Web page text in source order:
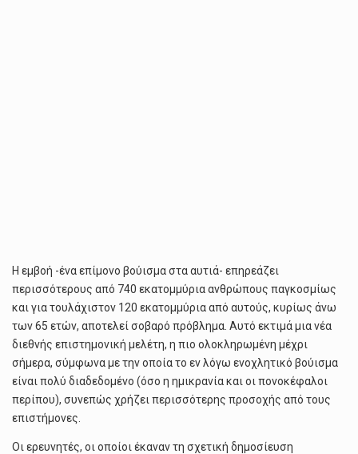
Η εμβοή -ένα επίμονο βούισμα στα αυτιά- επηρεάζει
περισσότερους από 740 εκατομμύρια ανθρώπους παγκοσμίως
και για τουλάχιστον 120 εκατομμύρια από αυτούς, κυρίως άνω
των 65 ετών, αποτελεί σοβαρό πρόβλημα. Αυτό εκτιμά μια νέα
διεθνής επιστημονική μελέτη, η πιο ολοκληρωμένη μέχρι
σήμερα, σύμφωνα με την οποία το εν λόγω ενοχλητικό βούισμα
είναι πολύ διαδεδομένο (όσο η ημικρανία και οι πονοκέφαλοι
περίπου), συνεπώς χρήζει περισσότερης προσοχής από τους
επιστήμονες.
Οι ερευνητές, οι οποίοι έκαναν τη σχετική δημοσίευση